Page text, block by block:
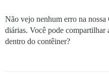
Não vejo nenhum erro na
diárias. Você pode compartilhar
dentro do contêiner?